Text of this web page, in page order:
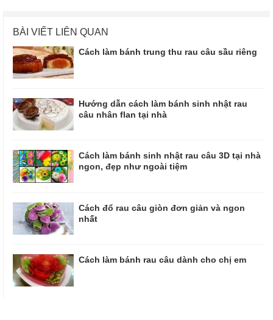
BÀI VIẾT LIÊN QUAN
Cách làm bánh trung thu rau câu sầu riêng
Hướng dẫn cách làm bánh sinh nhật rau
câu nhân flan tại nhà
Cách làm bánh sinh nhật rau câu 3D tại nhà
ngon, đẹp như ngoài tiệm
Cách đổ rau câu giòn đơn giản và ngon
nhất
Cách làm bánh rau câu dành cho chị em